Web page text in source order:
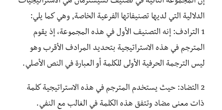
الدلالية التي لديها تصنيفاتها الفرعية الخاصة, وهي كما يلي:
1 الترادف: إنه التصنيف الأول في هذه المجموعة، إذ يقوم
المترجم في هذه الاستراتيجية بتحديد المرادف الأقرب وهو
ليس الترجمة الحرفية الأولى للكلمة أو العبارة في النص الأصلي.
2 التضاد: حيث يستخدم المترجم في هذه الاستراتيجية كلمة
ذات معنى مضاد وتتفق هذه الكلمة في الغالب مع النفي.